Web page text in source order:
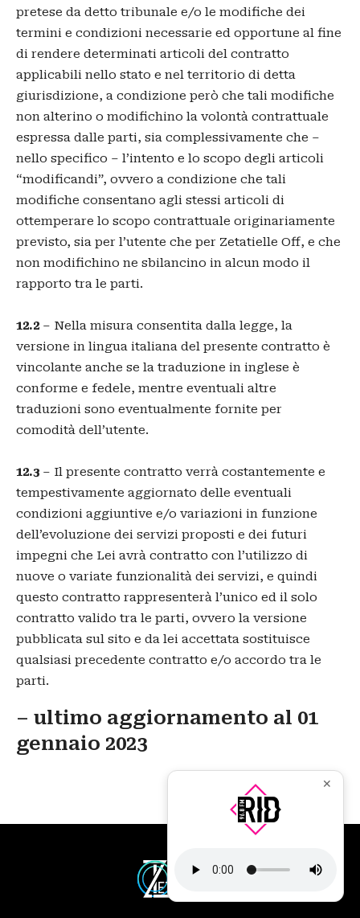
pretese da detto tribunale e/o le modifiche dei
termini e condizioni necessarie ed opportune al fine
di rendere determinati articoli del contratto
applicabili nello stato e nel territorio di detta
giurisdizione, a condizione però che tali modifiche
non alterino o modifichino la volontà contrattuale
espressa dalle parti, sia complessivamente che –
nello specifico – l’intento e lo scopo degli articoli
“modificandi”, ovvero a condizione che tali
modifiche consentano agli stessi articoli di
ottemperare lo scopo contrattuale originariamente
previsto, sia per l’utente che per Zetatielle Off, e che
non modifichino ne sbilancino in alcun modo il
rapporto tra le parti.
12.2 – Nella misura consentita dalla legge, la
versione in lingua italiana del presente contratto è
vincolante anche se la traduzione in inglese è
conforme e fedele, mentre eventuali altre
traduzioni sono eventualmente fornite per
comodità dell’utente.
12.3 – Il presente contratto verrà costantemente e
tempestivamente aggiornato delle eventuali
condizioni aggiuntive e/o variazioni in funzione
dell’evoluzione dei servizi proposti e dei futuri
impegni che Lei avrà contratto con l’utilizzo di
nuove o variate funzionalità dei servizi, e quindi
questo contratto rappresenterà l’unico ed il solo
contratto valido tra le parti, ovvero la versione
pubblicata sul sito e da lei accettata sostituisce
qualsiasi precedente contratto e/o accordo tra le
parti.
– ultimo aggiornamento al 01
gennaio 2023
✕